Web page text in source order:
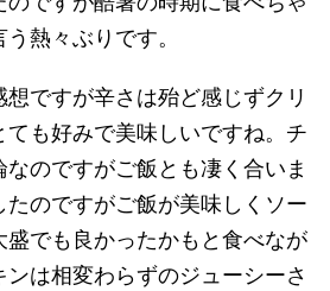
熱々ぶりです。
ですが辛さは殆ど感じずクリ
も好みで美味しいですね。チ
のですがご飯とも凄く合いま
のですがご飯が美味しくソー
盛でも良かったかもと食べなが
ンは相変わらずのジューシーさ